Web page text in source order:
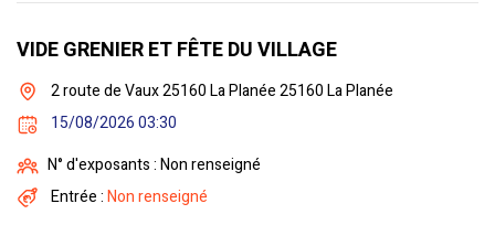
VIDE GRENIER ET FÊTE DU VILLAGE
2 route de Vaux 25160 La Planée 25160 La Planée
15/08/2026 03:30
N° d'exposants : Non renseigné
Entrée :Non renseigné